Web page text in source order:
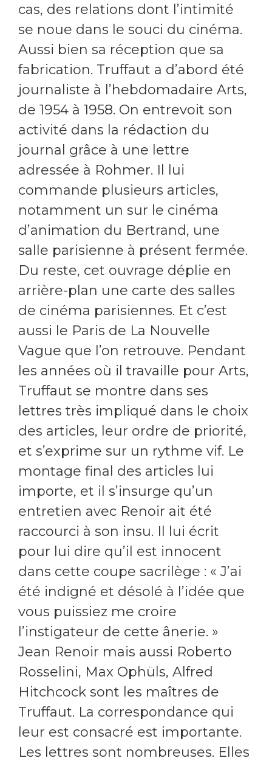
cas, des relations dont l’intimité
se noue dans le souci du cinéma.
Aussi bien sa réception que sa
fabrication. Truffaut a d’abord été
journaliste à l’hebdomadaire Arts,
de 1954 à 1958. On entrevoit son
activité dans la rédaction du
journal grâce à une lettre
adressée à Rohmer. Il lui
commande plusieurs articles,
notamment un sur le cinéma
d’animation du Bertrand, une
salle parisienne à présent fermée.
Du reste, cet ouvrage déplie en
arrière-plan une carte des salles
de cinéma parisiennes. Et c’est
aussi le Paris de La Nouvelle
Vague que l’on retrouve. Pendant
les années où il travaille pour Arts,
Truffaut se montre dans ses
lettres très impliqué dans le choix
des articles, leur ordre de priorité,
et s’exprime sur un rythme vif. Le
montage final des articles lui
importe, et il s’insurge qu’un
entretien avec Renoir ait été
raccourci à son insu. Il lui écrit
pour lui dire qu’il est innocent
dans cette coupe sacrilège : « J’ai
été indigné et désolé à l’idée que
vous puissiez me croire
l’instigateur de cette ânerie. »
Jean Renoir mais aussi Roberto
Rosselini, Max Ophüls, Alfred
Hitchcock sont les maîtres de
Truffaut. La correspondance qui
leur est consacré est importante.
Les lettres sont nombreuses. Elles